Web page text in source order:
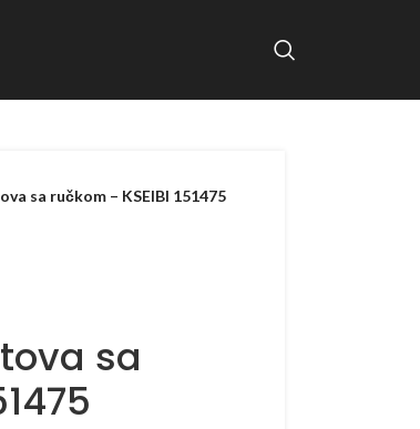
sa ručkom – KSEIBI 151475
sa